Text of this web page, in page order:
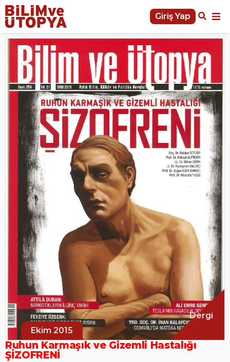
Giriş Yap
Ekim 2015
Dergi
Ruhun Karmaşık ve Gizemli Hastalığı
ŞİZOFRENİ